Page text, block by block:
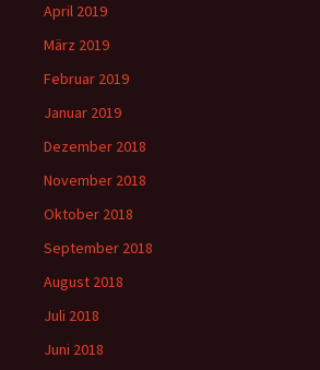
April 2019
März 2019
Februar 2019
Januar 2019
Dezember 2018
November 2018
Oktober 2018
September 2018
August 2018
Juli 2018
Juni 2018